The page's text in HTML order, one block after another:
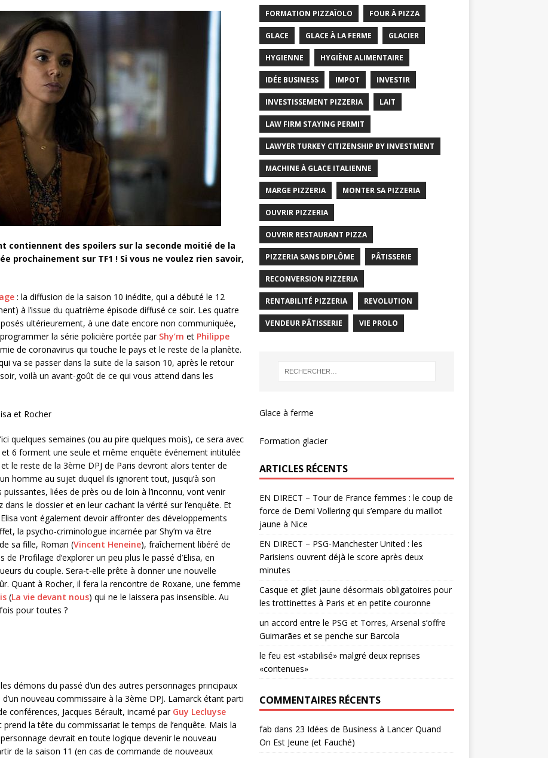
contiennent des spoilers sur la seconde moitié de la
prochainement sur TF1 ! Si vous ne voulez rien savoir,
: la diffusion de la saison 10 inédite, qui a débuté le 12
à l’issue du quatrième épisode diffusé ce soir. Les quatre
ultérieurement, à une date encore non communiquée,
la série policière portée par Shy’m et Philippe
de coronavirus qui touche le pays et le reste de la planète.
va se passer dans la suite de la saison 10, après le retour
voilà un avant-goût de ce qui vous attend dans les
et Rocher
quelques semaines (ou au pire quelques mois), ce sera avec
6 forment une seule et même enquête événement intitulée
le reste de la 3ème DPJ de Paris devront alors tenter de
homme au sujet duquel ils ignorent tout, jusqu’à son
liées de près ou de loin à l’inconnu, vont venir
le dossier et en leur cachant la vérité sur l’enquête. Et
vont également devoir affronter des développements
la psycho-criminologue incarnée par Shy’m va être
sa fille, Roman (Vincent Heneine), fraîchement libéré de
Profilage d’explorer un peu plus le passé d’Elisa, en
du couple. Sera-t-elle prête à donner une nouvelle
Quant à Rocher, il fera la rencontre de Roxane, une femme
(La vie devant nous) qui ne le laissera pas insensible. Au
pour toutes ?
démons du passé d’un des autres personnages principaux
nouveau commissaire à la 3ème DPJ. Lamarck étant parti
conférences, Jacques Bérault, incarné par Guy Lecluyse
prend la tête du commissariat le temps de l’enquête. Mais la
devrait en toute logique devenir le nouveau
de la saison 11 (en cas de commande de nouveaux
FORMATION PIZZAÏOLO FOUR À PIZZA
GLACE GLACE À LA FERME GLACIER
HYGIENNE HYGIÈNE ALIMENTAIRE
IDÉE BUSINESS IMPOT INVESTIR
INVESTISSEMENT PIZZERIA LAIT
LAW FIRM STAYING PERMIT
LAWYER TURKEY CITIZENSHIP BY INVESTMENT
MACHINE À GLACE ITALIENNE
MARGE PIZZERIA MONTER SA PIZZERIA
OUVRIR PIZZERIA
OUVRIR RESTAURANT PIZZA
PIZZERIA SANS DIPLÔME PÂTISSERIE
RECONVERSION PIZZERIA
RENTABILITÉ PIZZERIA REVOLUTION
VENDEUR PÂTISSERIE VIE PROLO
Glace à ferme
Formation glacier
ARTICLES RÉCENTS
EN DIRECT – Tour de France femmes : le coup de
force de Demi Vollering qui s’empare du maillot
jaune à Nice
EN DIRECT – PSG-Manchester United : les
Parisiens ouvrent déjà le score après deux
minutes
Casque et gilet jaune désormais obligatoires pour
les trottinettes à Paris et en petite couronne
un accord entre le PSG et Torres, Arsenal s’offre
Guimarães et se penche sur Barcola
le feu est «stabilisé» malgré deux reprises
«contenues»
COMMENTAIRES RÉCENTS
fab dans 23 Idées de Business à Lancer Quand
On Est Jeune (et Fauché)